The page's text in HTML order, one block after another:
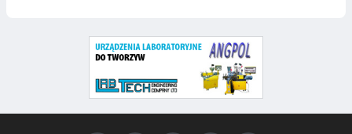
E
G
A
C